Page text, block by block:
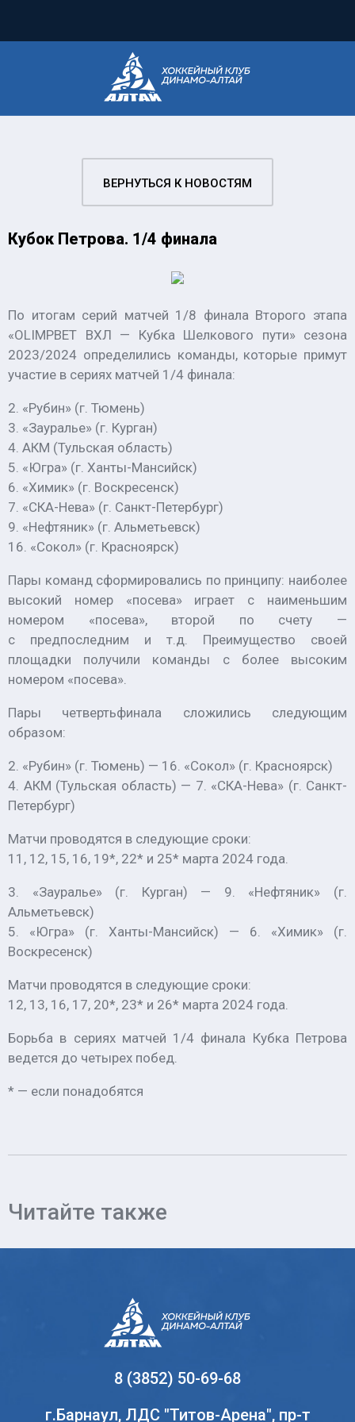
ВЕРНУТЬСЯ К НОВОСТЯМ
Кубок Петрова. 1/4 финала
По итогам серий матчей 1/8 финала Второго этапа
«OLIMPBET ВХЛ — Кубка Шелкового пути» сезона
2023/2024 определились команды, которые примут
участие в сериях матчей 1/4 финала:
2. «Рубин» (г. Тюмень)
3. «Зауралье» (г. Курган)
4. АКМ (Тульская область)
5. «Югра» (г. Ханты-Мансийск)
6. «Химик» (г. Воскресенск)
7. «СКА-Нева» (г. Санкт-Петербург)
9. «Нефтяник» (г. Альметьевск)
16. «Сокол» (г. Красноярск)
Пары команд сформировались по принципу: наиболее
высокий номер «посева» играет с наименьшим
номером «посева», второй по счету —
с предпоследним и т.д. Преимущество своей
площадки получили команды с более высоким
номером «посева».
Пары четвертьфинала сложились следующим
образом:
2. «Рубин» (г. Тюмень) — 16. «Сокол» (г. Красноярск)
4. АКМ (Тульская область) — 7. «СКА-Нева» (г. Санкт-
Петербург)
Матчи проводятся в следующие сроки:
11, 12, 15, 16, 19*, 22* и 25* марта 2024 года.
3. «Зауралье» (г. Курган) — 9. «Нефтяник» (г.
Альметьевск)
5. «Югра» (г. Ханты-Мансийск) — 6. «Химик» (г.
Воскресенск)
Матчи проводятся в следующие сроки:
12, 13, 16, 17, 20*, 23* и 26* марта 2024 года.
Борьба в сериях матчей 1/4 финала Кубка Петрова
ведется до четырех побед.
* — если понадобятся
Читайте также
8 (3852) 50-69-68
г.Барнаул, ЛДС "Титов-Арена", пр-т